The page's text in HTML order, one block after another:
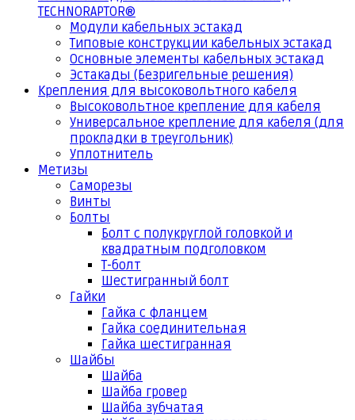
TECHNORAPTOR®
Модули кабельных эстакад
Типовые конструкции кабельных эстакад
Основные элементы кабельных эстакад
Эстакады (Безригельные решения)
Крепления для высоковольтного кабеля
Высоковольтное крепление для кабеля
Универсальное крепление для кабеля (для
прокладки в треугольник)
Уплотнитель
Метизы
Саморезы
Винты
Болты
Болт с полукруглой головкой и
квадратным подголовком
Т-болт
Шестигранный болт
Гайки
Гайка с фланцем
Гайка соединительная
Гайка шестигранная
Шайбы
Шайба
Шайба гровер
Шайба зубчатая